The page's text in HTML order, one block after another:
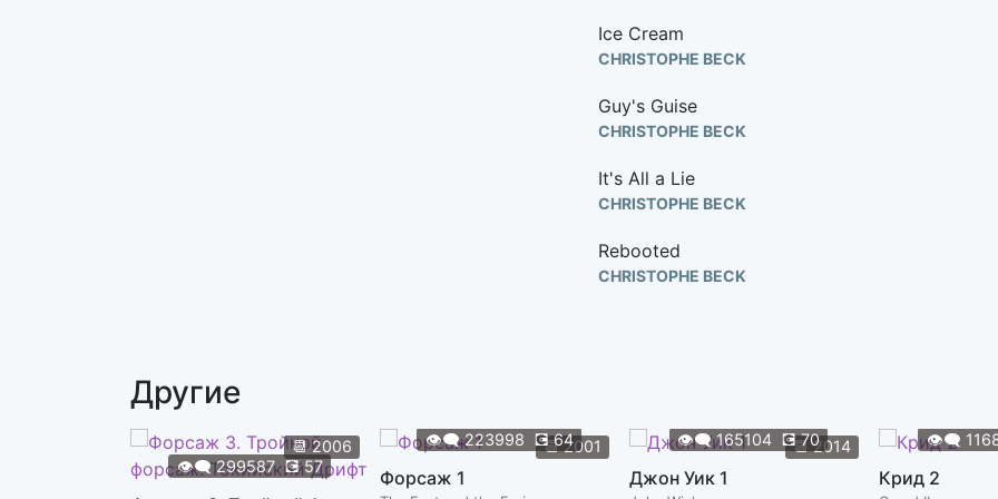
Ice Cream
CHRISTOPHE BECK
Guy's Guise
CHRISTOPHE BECK
It's All a Lie
CHRISTOPHE BECK
Rebooted
CHRISTOPHE BECK
This Ends Now
CHRISTOPHE BECK
Другие
📆2006
👁️‍🗨️299587 💽57
📆2001
👁️‍🗨️223998 💽64
Форсаж 1
📆2014
👁️‍🗨️165104 💽70
Джон Уик 1
👁️‍🗨️
Крид 2